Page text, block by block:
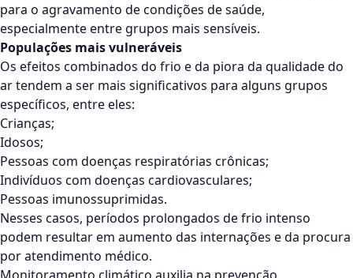
para o agravamento de condições de saúde,
especialmente entre grupos mais sensíveis.
Populações mais vulneráveis
Os efeitos combinados do frio e da piora da qualidade do
ar tendem a ser mais significativos para alguns grupos
específicos, entre eles:
Crianças;
Idosos;
Pessoas com doenças respiratórias crônicas;
Indivíduos com doenças cardiovasculares;
Pessoas imunossuprimidas.
Nesses casos, períodos prolongados de frio intenso
podem resultar em aumento das internações e da procura
por atendimento médico.